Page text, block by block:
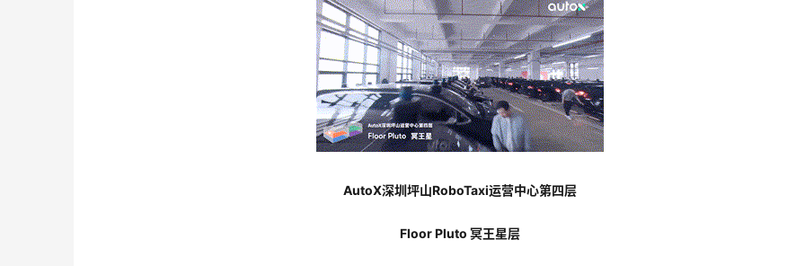
AutoX深圳坪山RoboTaxi运营中心第四层
Floor Pluto 冥王星层